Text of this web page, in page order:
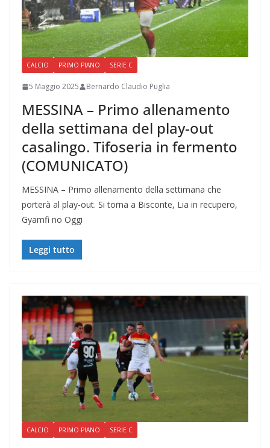
CALCIO PRIMO PIANO SERIE C
5 Maggio 2025 Bernardo Claudio Puglia
MESSINA – Primo allenamento
della settimana del play-out
casalingo. Tifoseria in fermento
(COMUNICATO)
MESSINA – Primo allenamento della settimana che
porterà al play-out. Si torna a Bisconte, Lia in recupero,
Gyamfi no Oggi
Leggi tutto
CALCIO PRIMO PIANO SERIE C